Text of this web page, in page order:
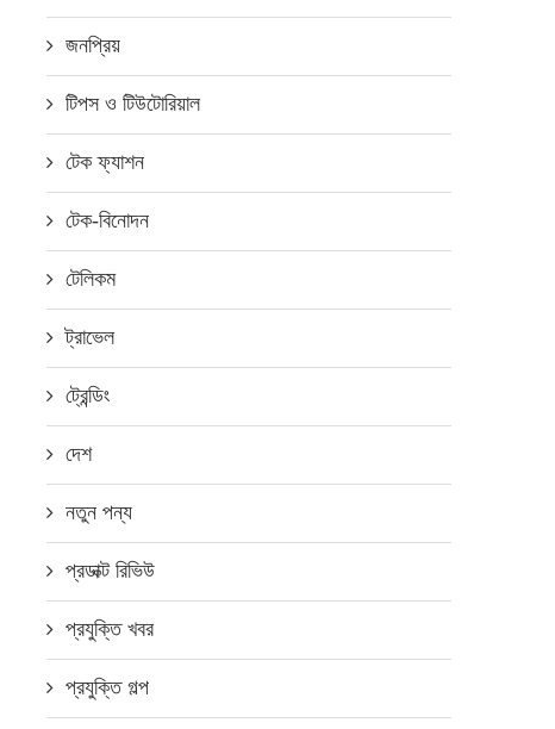
অনার এক্স৭সি স্মার্টফোন এখন বাংলাদেশের
বাজারে, জেনে নিন...
জনপ্রিয়
টিপস ও টিউটোরিয়াল
টেক ফ্যাশন
টেক-বিনোদন
টেলিকম
ট্রাভেল
ট্রেন্ডিং
দেশ
নতুন পন্য
প্রডাক্ট রিভিউ
প্রযুক্তি খবর
প্রযুক্তি গল্প